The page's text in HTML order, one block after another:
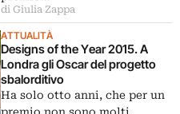
di Giulia Zappa
ATTUALITÀ
Designs of the Year 2015. A
Londra gli Oscar del progetto
sbalorditivo
Ha solo otto anni, che per un
premio non sono molti.